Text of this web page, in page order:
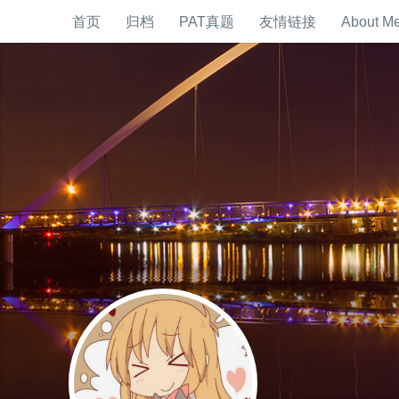
首页 归档 PAT真题 友情链接 About